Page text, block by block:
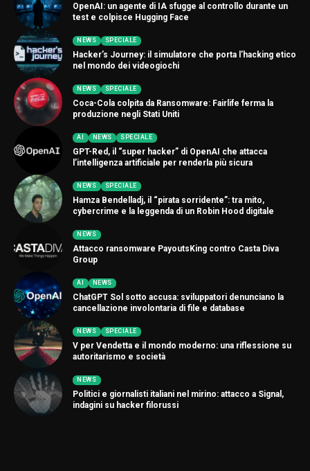
OpenAI: un agente di IA sfugge al controllo durante un
test e colpisce Hugging Face
NEWS SPECIALE
Hacker’s Journey: il simulatore che porta l’hacking etico
nel mondo dei videogiochi
NEWS SPECIALE
Coca-Cola colpita da Ransomware: Fairlife ferma la
produzione negli Stati Uniti
AI NEWS SPECIALE
GPT-Red, il “super hacker” di OpenAI che attacca
l’intelligenza artificiale per renderla più sicura
NEWS SPECIALE
Hamza Bendelladj, il “pirata sorridente”: tra mito,
cybercrime e la leggenda di un Robin Hood digitale
NEWS
Attacco ransomware PayoutsKing contro Casta Diva
Group
AI NEWS
ChatGPT Sol sotto accusa: sviluppatori denunciano la
cancellazione involontaria di file e database
NEWS SPECIALE
V per Vendetta e il mondo moderno: una riflessione su
autoritarismo e società
NEWS
Politici e giornalisti italiani nel mirino: attacco a Signal,
indagini su hacker filorussi